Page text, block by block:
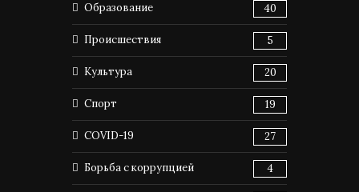
Образование 40
Происшествия 5
Культура 20
Спорт 19
COVID-19 27
Борьба с коррупцией 4